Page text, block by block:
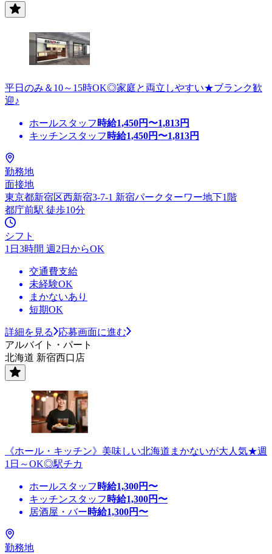
平日のみ＆10～15時OK◎家庭と両立しやすい★ブランク歓
迎♪
ホールスタッフ 時給1,450円〜1,813円
キッチンスタッフ 時給1,450円〜1,813円
勤務地
面接地
東京都新宿区西新宿3-7-1 新宿パークターワー地下1階
都庁前駅 徒歩10分
シフト
1日3時間 週2日からOK
交通費支給
未経験OK
まかないあり
短期OK
詳細を見る
応募画面に進む
アルバイト・パート
北海道 新宿西口店
《ホール・キッチン》美味しい北海道まかないが大人気★週
1日～OK◎駅チカ
ホールスタッフ 時給1,300円〜
キッチンスタッフ 時給1,300円〜
居酒屋・バー時給1,300円〜
勤務地